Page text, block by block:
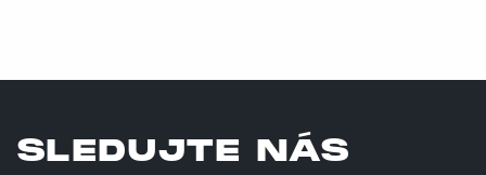
SLEDUJTE NÁS